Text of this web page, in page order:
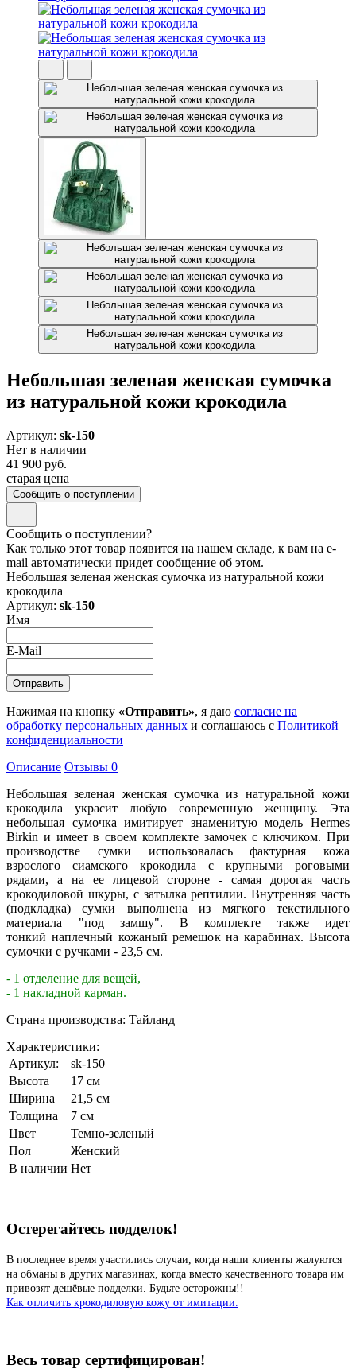
Небольшая зеленая женская сумочка
из натуральной кожи крокодила
Артикул: sk-150
Нет в наличии
41 900 руб.
старая цена
Сообщить о поступлении
Сообщить о поступлении?
Как только этот товар появится на нашем складе, к вам на e-
mail автоматически придет сообщение об этом.
Небольшая зеленая женская сумочка из натуральной кожи
крокодила
Артикул: sk-150
Имя
E-Mail
Нажимая на кнопку «Отправить», я даю согласие на
обработку персональных данных и соглашаюсь с Политикой
конфиденциальности
Описание Отзывы 0
Небольшая зеленая женская сумочка из натуральной кожи
крокодила украсит любую современную женщину. Эта
небольшая сумочка имитирует знаменитую модель Hermes
Birkin и имеет в своем комплекте замочек с ключиком. При
производстве сумки использовалась фактурная кожа
взрослого сиамского крокодила с крупными роговыми
рядами, а на ее лицевой стороне - самая дорогая часть
крокодиловой шкуры, с затылка рептилии. Внутренняя часть
(подкладка) сумки выполнена из мягкого текстильного
материала "под замшу". В комплекте также идет
тонкий наплечный кожаный ремешок на карабинах. Высота
сумочки с ручками - 23,5 см.
- 1 отделение для вещей,
- 1 накладной карман.
Страна производства: Тайланд
Характеристики:
Артикул:
sk-150
Высота
17 см
Ширина
21,5 см
Толщина
7 см
Цвет
Темно-зеленый
Пол
Женский
В наличии Нет
Остерегайтесь подделок!
В последнее время участились случаи, когда наши клиенты жалуются
на обманы в других магазинах, когда вместо качественного товара им
привозят дешёвые подделки. Будьте осторожны!!
Как отличить крокодиловую кожу от имитации.
Весь товар сертифицирован!